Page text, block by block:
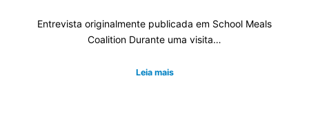
Entrevista originalmente publicada em School Meals
Coalition Durante uma visita…
Leia mais